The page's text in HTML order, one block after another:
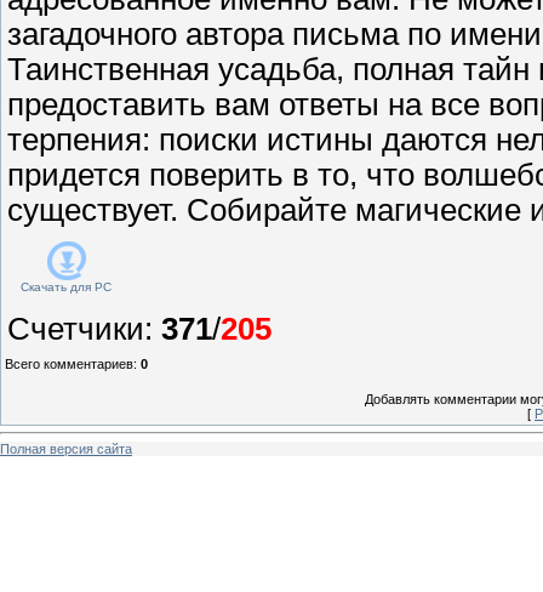
загадочного автора письма по
Таинственная усадьба, полная тайн
предоставить вам ответы на все
терпения: поиски истины даются
придется поверить в то, что
существует. Собирайте магические
Скачать для PC
Счетчики: 371/205
Всего комментариев: 0
Добавлять комментарии
[
Полная версия сайта